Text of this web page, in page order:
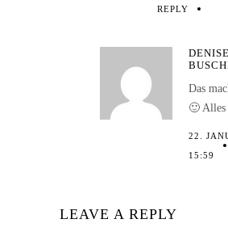
REPLY
DENISE
Das
🙂
22.
15:59
LEAVE A REPLY